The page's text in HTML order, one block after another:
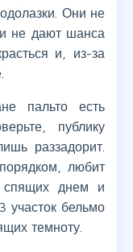
Они не
не дают шанса
и, из-за
пальто есть
публику
раззадорит.
любит
спящих днем и
участок бельмо
темноту.